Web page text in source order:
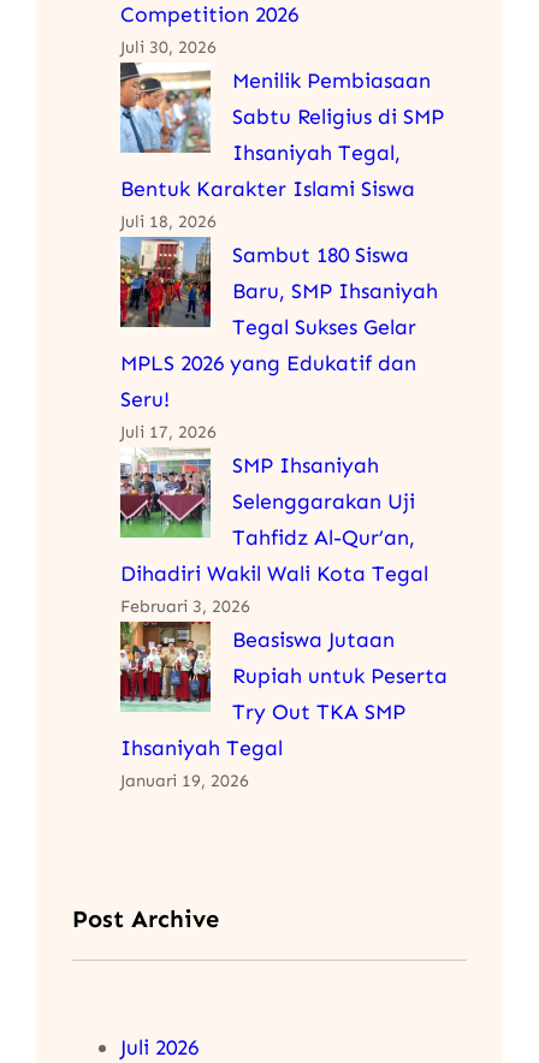
Competition 2026
Juli 30, 2026
Menilik Pembiasaan
Sabtu Religius di SMP
Ihsaniyah Tegal,
Bentuk Karakter Islami Siswa
Juli 18, 2026
Sambut 180 Siswa
Baru, SMP Ihsaniyah
Tegal Sukses Gelar
MPLS 2026 yang Edukatif dan
Seru!
Juli 17, 2026
SMP Ihsaniyah
Selenggarakan Uji
Tahfidz Al-Qur’an,
Dihadiri Wakil Wali Kota Tegal
Februari 3, 2026
Beasiswa Jutaan
Rupiah untuk Peserta
Try Out TKA SMP
Ihsaniyah Tegal
Januari 19, 2026
Post Archive
Juli 2026